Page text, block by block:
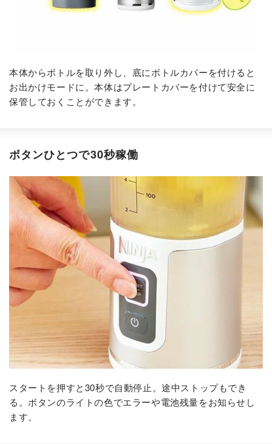
本体からボトルを取り外し、底にボトルカバーを付けると
お出かけモードに。本体はプレートカバーを付けて安全に
保管しておくことができます。
ボタンひとつで30秒稼働
スタートを押すと30秒で自動停止。途中ストップもでき
る。ボタンのライトの色でエラーや電池残量をお知らせし
ます。